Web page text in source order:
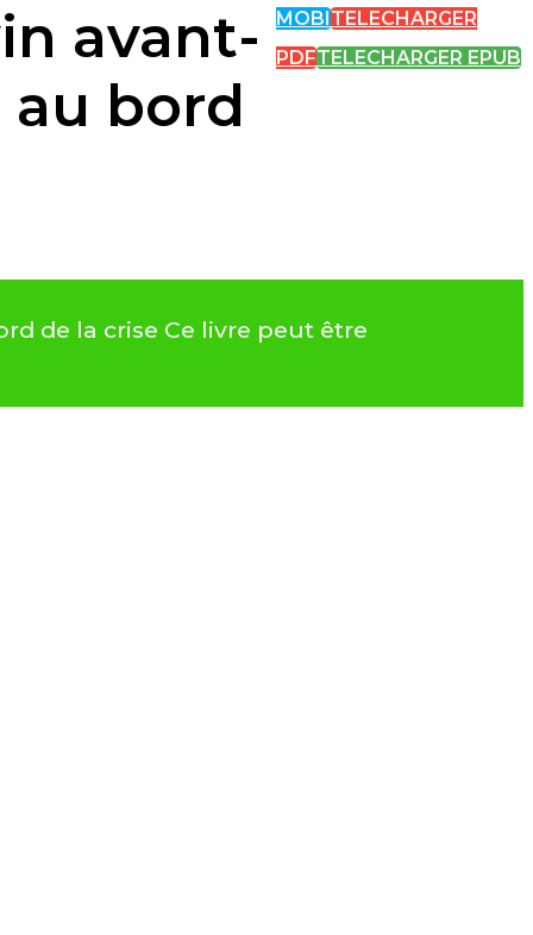
avant-
au bord
MOBITELECHARGER
PDFTELECHARGER EPUB
de la crise Ce livre peut être